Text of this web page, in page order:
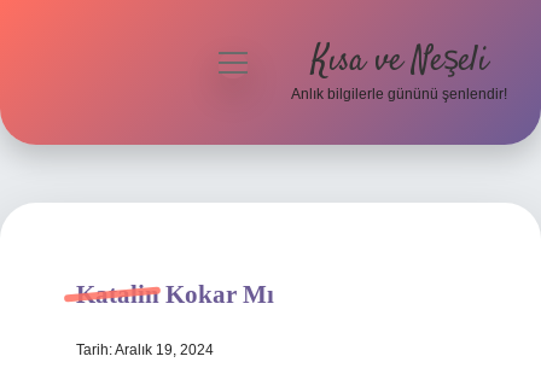
Hakkımızda
menüyü
Kısa ve Neşeli
Anlık bilgilerle gününü şenlendir!
Katalin Kokar Mı
Tarih: Aralık 19, 2024